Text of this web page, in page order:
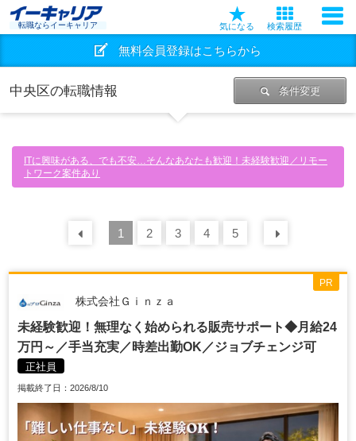
転職ならイーキャリア 気になる 検索履歴
無料会員登録はこちらから
中央区の転職情報 条件変更
ITに興味がある、でも不安…そんなあなたも歓迎！未経験歓迎／リモー
トワーク案件あり
前の 30
1 2 3 4 5
株式会社Ｇｉｎｚａ
未経験歓迎！無理なく始められる販売サポート◆月給24
万円～／手当充実／時差出勤OK／ジョブチェンジ可
正社員
掲載終了日：2026/8/10
PR